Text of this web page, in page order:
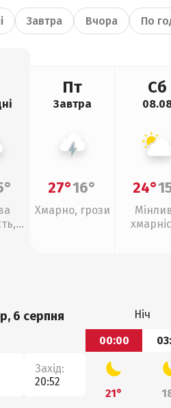
Завтра Вчора По
Пт
Завтра
27°16°
Хмарно, грози
Сб
24°
6 серпня
Захід:
20:52
Ніч
00:00
21°